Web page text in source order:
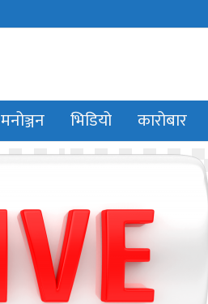
मनोञ्जन भिडियो कारोबार